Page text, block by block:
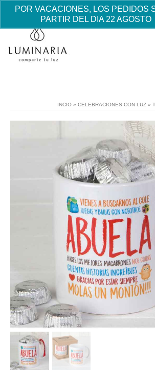
POR VACACIONES, LOS PEDIDOS
PARTIR DEL DIA 22 AGOSTO
INCIO » CELEBRACIONES CON LUZ »
Vela en latita - Azul
2.89€